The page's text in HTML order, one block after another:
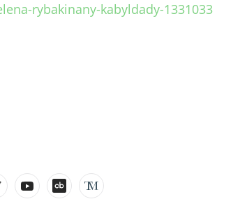
rybakinany-kabyldady-1331033